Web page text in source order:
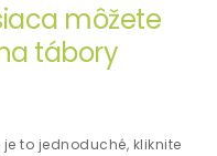
môžete
tábory
to jednoduché, kliknite